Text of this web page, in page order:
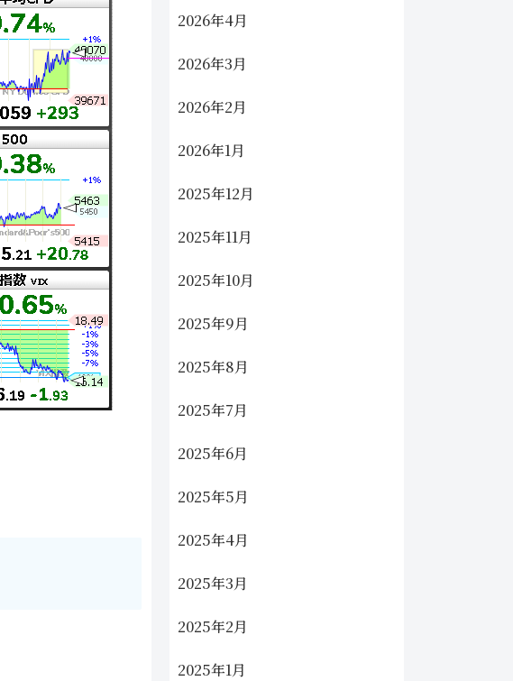
2026年4月
2026年3月
2026年2月
2026年1月
2025年12月
2025年11月
2025年10月
2025年9月
2025年8月
2025年7月
2025年6月
2025年5月
2025年4月
2025年3月
2025年2月
2025年1月